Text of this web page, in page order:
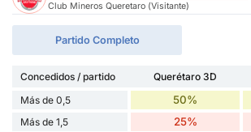
Club Mineros Queretaro (Visitante)
Partido Completo
Concedidos / partido Querétaro 3D
Más de 0,5
50%
Más de 1,5 25%